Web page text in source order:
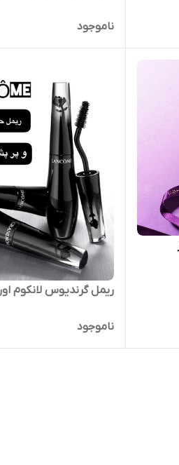
ناموجود
ریمل گرندیوس لانکوم
ناموجود